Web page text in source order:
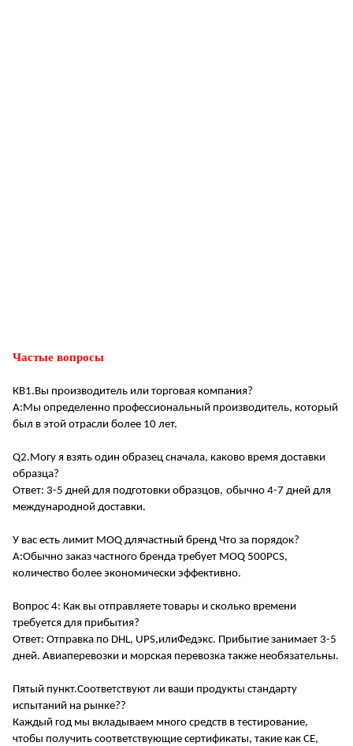
Частые вопросы
КВ1.Вы производитель или торговая компания?
А:Мы определенно профессиональный производитель, который
был в этой отрасли более 10 лет.
Q2.Могу я взять один образец сначала, каково время доставки
образца?
Ответ: 3-5 дней для подготовки образцов, обычно 4-7 дней для
международной доставки.
У вас есть лимит MOQ длячастный бренд Что за порядок?
А:Обычно заказ частного бренда требует MOQ 500PCS,
количество более экономически эффективно.
Вопрос 4: Как вы отправляете товары и сколько времени
требуется для прибытия?
Ответ: Отправка по DHL, UPS,илиФедэкс. Прибытие занимает 3-5
дней. Авиаперевозки и морская перевозка также необязательны.
Пятый пункт.Соответствуют ли ваши продукты стандарту
испытаний на рынке??
Каждый год мы вкладываем много средств в тестирование,
чтобы получить соответствующие сертификаты, такие как CE,